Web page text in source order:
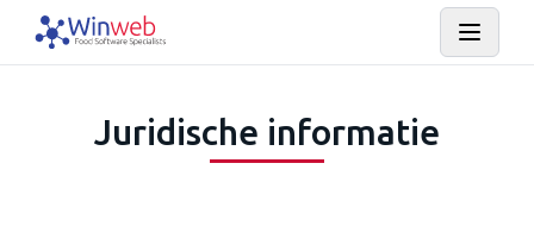
Juridische informatie